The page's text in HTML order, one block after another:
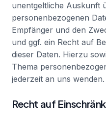
unentgeltliche Auskunft
personenbezogenen
Empfänger und den
und ggf. ein Recht auf
dieser Daten. Hierzu
Thema
jederzeit an uns wenden.
Recht auf